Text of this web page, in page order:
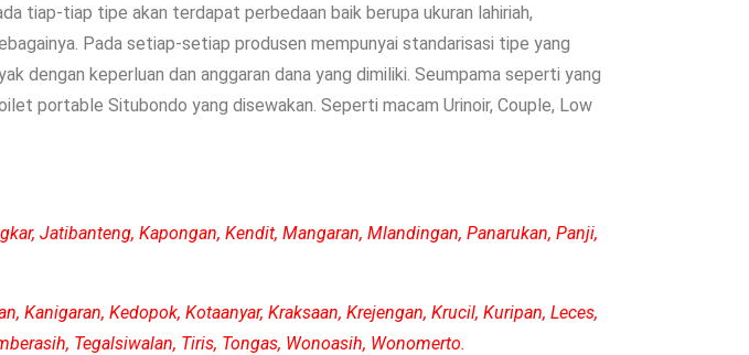
tiap-tiap tipe akan terdapat perbedaan baik berupa ukuran lahiriah,
Pada setiap-setiap produsen mempunyai standarisasi tipe yang
dengan keperluan dan anggaran dana yang dimiliki. Seumpama seperti yang
portable Situbondo yang disewakan. Seperti macam Urinoir, Couple, Low
Jatibanteng, Kapongan, Kendit, Mangaran, Mlandingan, Panarukan, Panji,
Kanigaran, Kedopok, Kotaanyar, Kraksaan, Krejengan, Krucil, Kuripan, Leces,
Tegalsiwalan, Tiris, Tongas, Wonoasih, Wonomerto.